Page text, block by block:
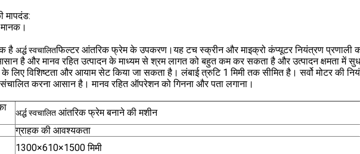
मापदंड:
है अर्द्ध स्वचालितफिल्टर आंतरिक फ्रेम के उपकरण।यह टच स्क्रीन और माइक्रो कंप्यूटर नियंत्रण प्रणाली
है और मानव रहित उत्पादन के माध्यम से श्रम लागत को बहुत कम कर सकता है और उत्पादन क्षमता में
के लिए विशिष्टता और आयाम सेट किया जा सकता है। लंबाई त्रुटि 1 मिमी तक सीमित है। सर्वो मोटर की
करना आसान है। मानव रहित ऑपरेशन को गिनना और पता लगाना।
अर्द्ध स्वचालित आंतरिक फ्रेम बनाने की मशीन
ग्राहक की आवश्यकता
1300×610×1500 मिमी